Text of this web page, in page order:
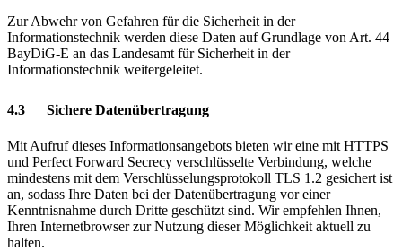
Zur Abwehr von Gefahren für die Sicherheit in der
Informationstechnik werden diese Daten auf Grundlage von Art. 44
BayDiG-E an das Landesamt für Sicherheit in der
Informationstechnik weitergeleitet.
4.3 Sichere Datenübertragung
Mit Aufruf dieses Informationsangebots bieten wir eine mit HTTPS
und Perfect Forward Secrecy verschlüsselte Verbindung, welche
mindestens mit dem Verschlüsselungsprotokoll TLS 1.2 gesichert ist
an, sodass Ihre Daten bei der Datenübertragung vor einer
Kenntnisnahme durch Dritte geschützt sind. Wir empfehlen Ihnen,
Ihren Internetbrowser zur Nutzung dieser Möglichkeit aktuell zu
halten.